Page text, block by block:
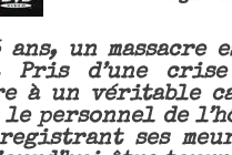
un massacre
Pris d’une
à un véritable
personnel de
ses